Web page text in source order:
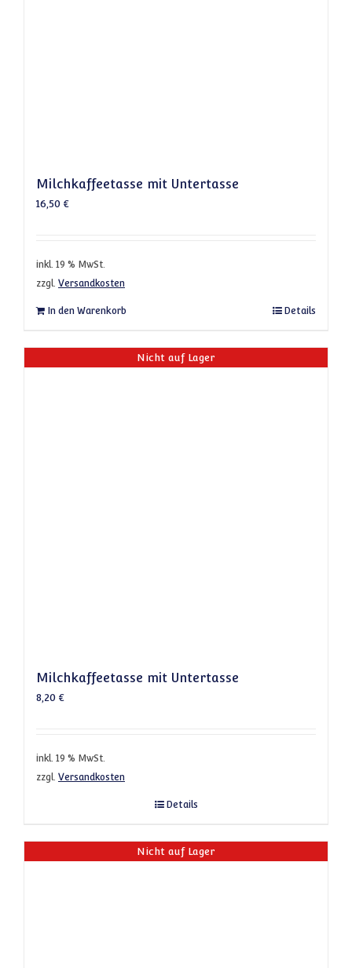
Milchkaffeetasse mit Untertasse
16,50 €
inkl. 19 % MwSt.
zzgl. Versandkosten
In den Warenkorb Details
Nicht auf Lager
Milchkaffeetasse mit Untertasse
8,20 €
inkl. 19 % MwSt.
zzgl. Versandkosten
Details
Nicht auf Lager